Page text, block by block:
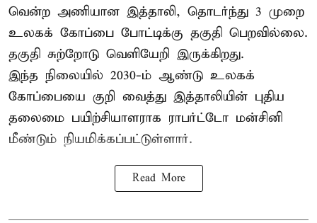
வென்ற அணியான இத்தாலி, தொடர்ந்து 3 முறை
உலகக் கோப்பை போட்டிக்கு தகுதி பெறவில்லை.
தகுதி சுற்றோடு வெளியேறி இருக்கிறது.
இந்த நிலையில் 2030-ம் ஆண்டு உலகக்
கோப்பையை குறி வைத்து இத்தாலியின் புதிய
தலைமை பயிற்சியாளராக ராபர்ட்டோ மன்சினி
மீண்டும் நியமிக்கப்பட்டுள்ளார்.
Read More